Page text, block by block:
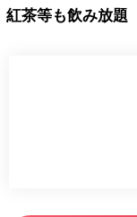
紅茶等も飲み放題